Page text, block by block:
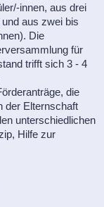
innen, aus drei
aus zwei bis
Die
für
trifft sich 3 - 4
die
der Elternschaft
unterschiedlichen
Hilfe zur